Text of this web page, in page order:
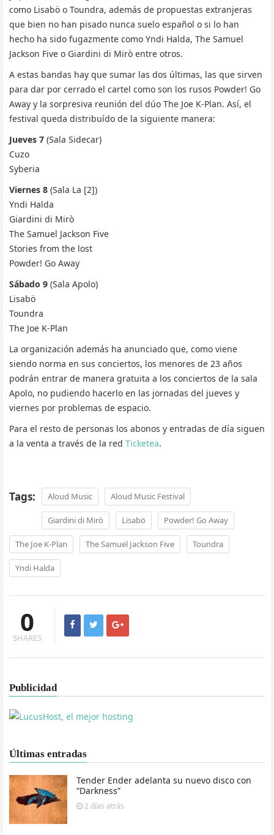
como Lisabö o Toundra, además de propuestas extranjeras
que bien no han pisado nunca suelo español o si lo han
hecho ha sido fugazmente como Yndi Halda, The Samuel
Jackson Five o Giardini di Mirò entre otros.
A estas bandas hay que sumar las dos últimas, las que sirven
para dar por cerrado el cartel como son los rusos Powder! Go
Away y la sorpresiva reunión del dúo The Joe K-Plan. Así, el
festival queda distribuído de la siguiente manera:
Jueves 7 (Sala Sidecar)
Cuzo
Syberia
Viernes 8 (Sala La [2])
Yndi Halda
Giardini di Mirò
The Samuel Jackson Five
Stories from the lost
Powder! Go Away
Sábado 9 (Sala Apolo)
Lisabö
Toundra
The Joe K-Plan
La organización además ha anunciado que, como viene
siendo norma en sus conciertos, los menores de 23 años
podrán entrar de manera gratuita a los conciertos de la sala
Apolo, no pudiendo hacerlo en las jornadas del jueves y
viernes por problemas de espacio.
Para el resto de personas los abonos y entradas de día siguen
a la venta a través de la red Ticketea.
Tags: Aloud Music Aloud Music Festival
Giardini di Mirò Lisabö Powder! Go Away
The Joe K-Plan The Samuel Jackson Five Toundra
Yndi Halda
0
SHARES
Publicidad
Últimas entradas
Tender Ender adelanta su nuevo disco con
“Darkness”
2 días atrás